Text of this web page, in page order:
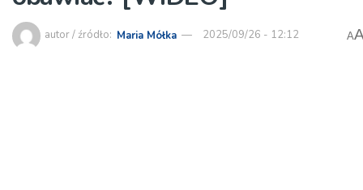
autor / źródło: Maria Mółka 2025/09/26 - 12:12 A